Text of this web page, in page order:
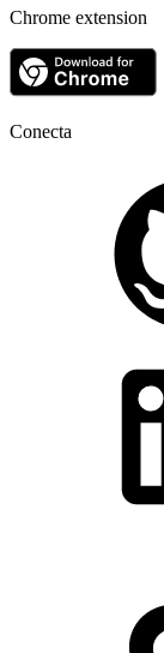
Chrome extension
Conecta